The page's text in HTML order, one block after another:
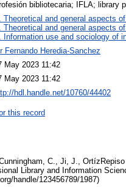
bibliotecaria; IFLA; library
Theoretical and general aspects
Theoretical and general aspects
Information use and sociology of
Fernando Heredia-Sanchez
May 2023 11:42
May 2023 11:42
hdl.handle.net/10760/44402
this record
C., Ji, J.,
Library and Information
handle/123456789/1987)